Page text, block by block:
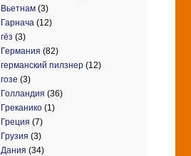
Вьетнам (3)
Гарнача (12)
гёз (3)
Германия (82)
германский пилзнер (12)
гозе (3)
Голландия (36)
Греканико (1)
Греция (7)
Грузия (3)
Дания (34)